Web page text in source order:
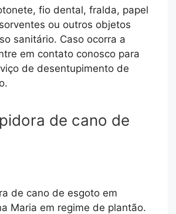
fio dental, fralda, papel
ou outros objetos
sanitário. Caso ocorra a
em contato conosco para
de desentupimento de
de cano de
de cano de esgoto em
Maria em regime de plantão.